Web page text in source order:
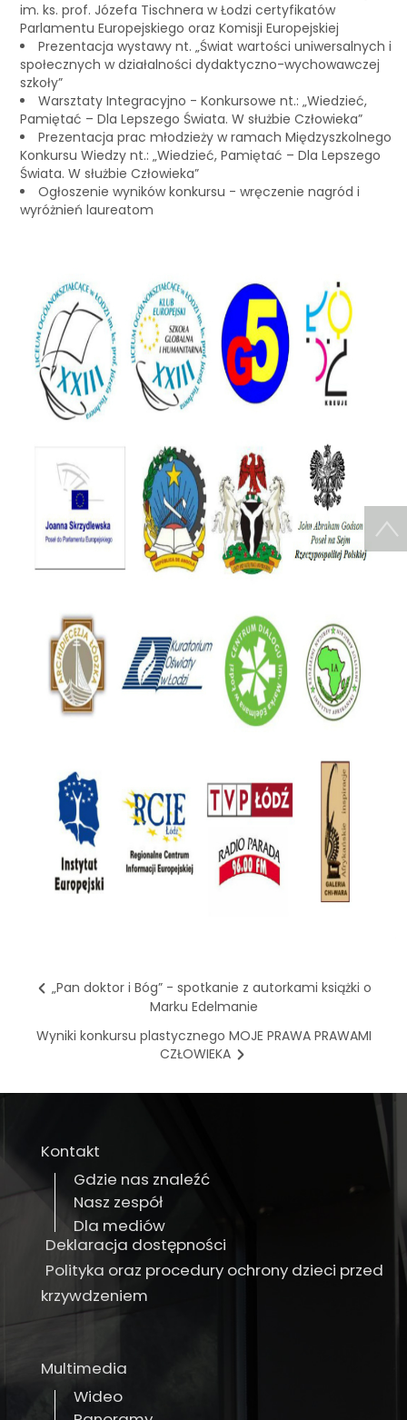
im. ks. prof. Józefa Tischnera w Łodzi certyfikatów
Parlamentu Europejskiego oraz Komisji Europejskiej
Prezentacja wystawy nt. „Świat wartości uniwersalnych i
społecznych w działalności dydaktyczno-wychowawczej
szkoły”
Warsztaty Integracyjno - Konkursowe nt.: „Wiedzieć,
Pamiętać – Dla Lepszego Świata. W służbie Człowieka”
Prezentacja prac młodzieży w ramach Międzyszkolnego
Konkursu Wiedzy nt.: „Wiedzieć, Pamiętać – Dla Lepszego
Świata. W służbie Człowieka”
Ogłoszenie wyników konkursu - wręczenie nagród i
wyróżnień laureatom
„Pan doktor i Bóg” - spotkanie z autorkami książki o
Marku Edelmanie
Wyniki konkursu plastycznego MOJE PRAWA PRAWAMI
CZŁOWIEKA
Kontakt
Gdzie nas znaleźć
Nasz zespół
Dla mediów
Deklaracja dostępności
Polityka oraz procedury ochrony dzieci przed
krzywdzeniem
Multimedia
Wideo